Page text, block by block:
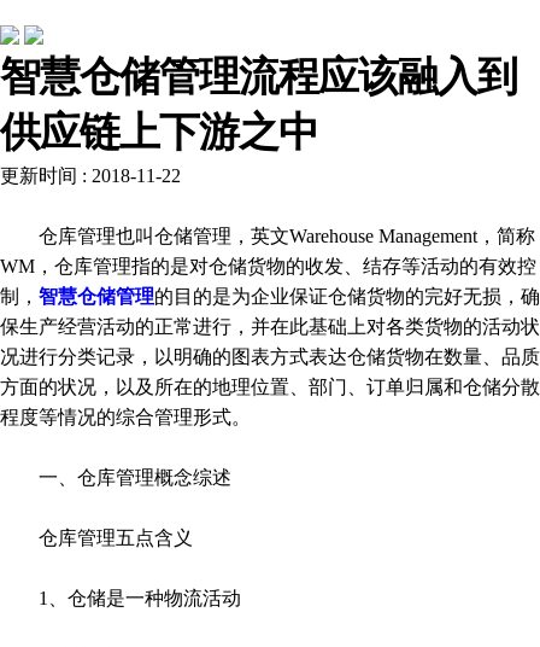
智慧仓储管理流程应该融入到
供应链上下游之中
更新时间 : 2018-11-22
仓库管理也叫仓储管理，英文Warehouse Management，简称
WM，仓库管理指的是对仓储货物的收发、结存等活动的有效控
制， 智慧仓储管理的目的是为企业保证仓储货物的完好无损，确
保生产经营活动的正常进行，并在此基础上对各类货物的活动状
况进行分类记录，以明确的图表方式表达仓储货物在数量、品质
方面的状况，以及所在的地理位置、部门、订单归属和仓储分散
程度等情况的综合管理形式。
一、仓库管理概念综述
仓库管理五点含义
1、仓储是一种物流活动